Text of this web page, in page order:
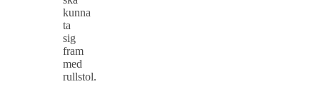
kunna
ta
sig
fram
med
rullstol.